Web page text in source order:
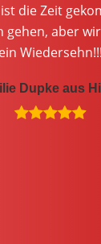
die Zeit
gehen, aber
ein Wiedersehn!!!
Dupke aus